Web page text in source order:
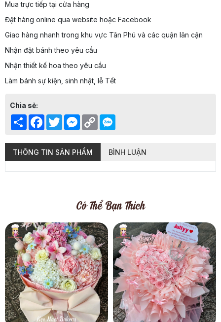
Mua trực tiếp tại cửa hàng
Đặt hàng online qua website hoặc Facebook
Giao hàng nhanh trong khu vực Tân Phú và các quận lân cận
Nhận đặt bánh theo yêu cầu
Nhận thiết kế hoa theo yêu cầu
Làm bánh sự kiện, sinh nhật, lễ Tết
Chia sẻ:
Share Facebook
TwitterMessenger
Copy
Link
THÔNG TIN SẢN PHẨM BÌNH LUẬN
Có Thể Bạn Thích